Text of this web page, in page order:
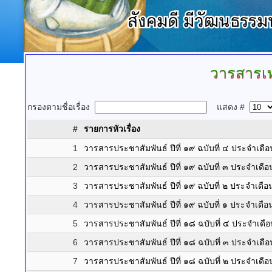
วารสาร
กรองตามชื่อเรื่อง แสดง #
#
รายการหัวเรื่อง
1
วารสารประชาสัมพันธ์ ปีที่ ๑๙ ฉบับที่ ๔ ประจำเ
2
วารสารประชาสัมพันธ์ ปีที่ ๑๙ ฉบับที่ ๓ ประจำเ
3
วารสารประชาสัมพันธ์ ปีที่ ๑๙ ฉบับที่ ๒ ประจำเ
4
วารสารประชาสัมพันธ์ ปีที่ ๑๙ ฉบับที่ ๑ ประจำเ
5
วารสารประชาสัมพันธ์ ปีที่ ๑๘ ฉบับที่ ๔ ประจำเ
6
วารสารประชาสัมพันธ์ ปีที่ ๑๘ ฉบับที่ ๓ ประจำเ
7
วารสารประชาสัมพันธ์ ปีที่ ๑๘ ฉบับที่ ๒ ประจำเ